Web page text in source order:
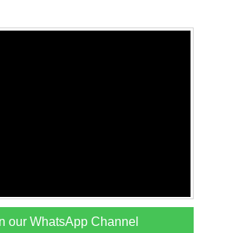
our WhatsApp Channel